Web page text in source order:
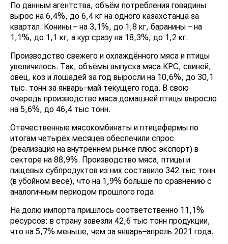
По данным агентства, объём потребления говядины
вырос на 6,4%, до 6,4 кг на одного казахстанца за
квартал. Конины – на 3,1%, до 1,8 кг, баранины – на
1,1%, до 1,1 кг, а кур сразу на 18,3%, до 1,2 кг.
Производство свежего и охлаждённого мяса и птицы
увеличилось. Так, объёмы выпуска мяса КРС, свиней,
овец, коз и лошадей за год выросли на 10,6%, до 30,1
тыс. тонн за январь–май текущего года. В свою
очередь производство мяса домашней птицы выросло
на 5,6%, до 46,4 тыс тонн.
Отечественные мясокомбинаты и птицефермы по
итогам четырёх месяцев обеспечили спрос
(реализация на внутреннем рынке плюс экспорт) в
секторе на 88,9%. Производство мяса, птицы и
пищевых субпродуктов из них составило 342 тыс тонн
(в убойном весе), что на 1,9% больше по сравнению с
аналогичным периодом прошлого года.
На долю импорта пришлось соответственно 11,1%
ресурсов: в страну завезли 42,6 тыс тонн продукции,
что на 5,7% меньше, чем за январь–апрель 2021 года.